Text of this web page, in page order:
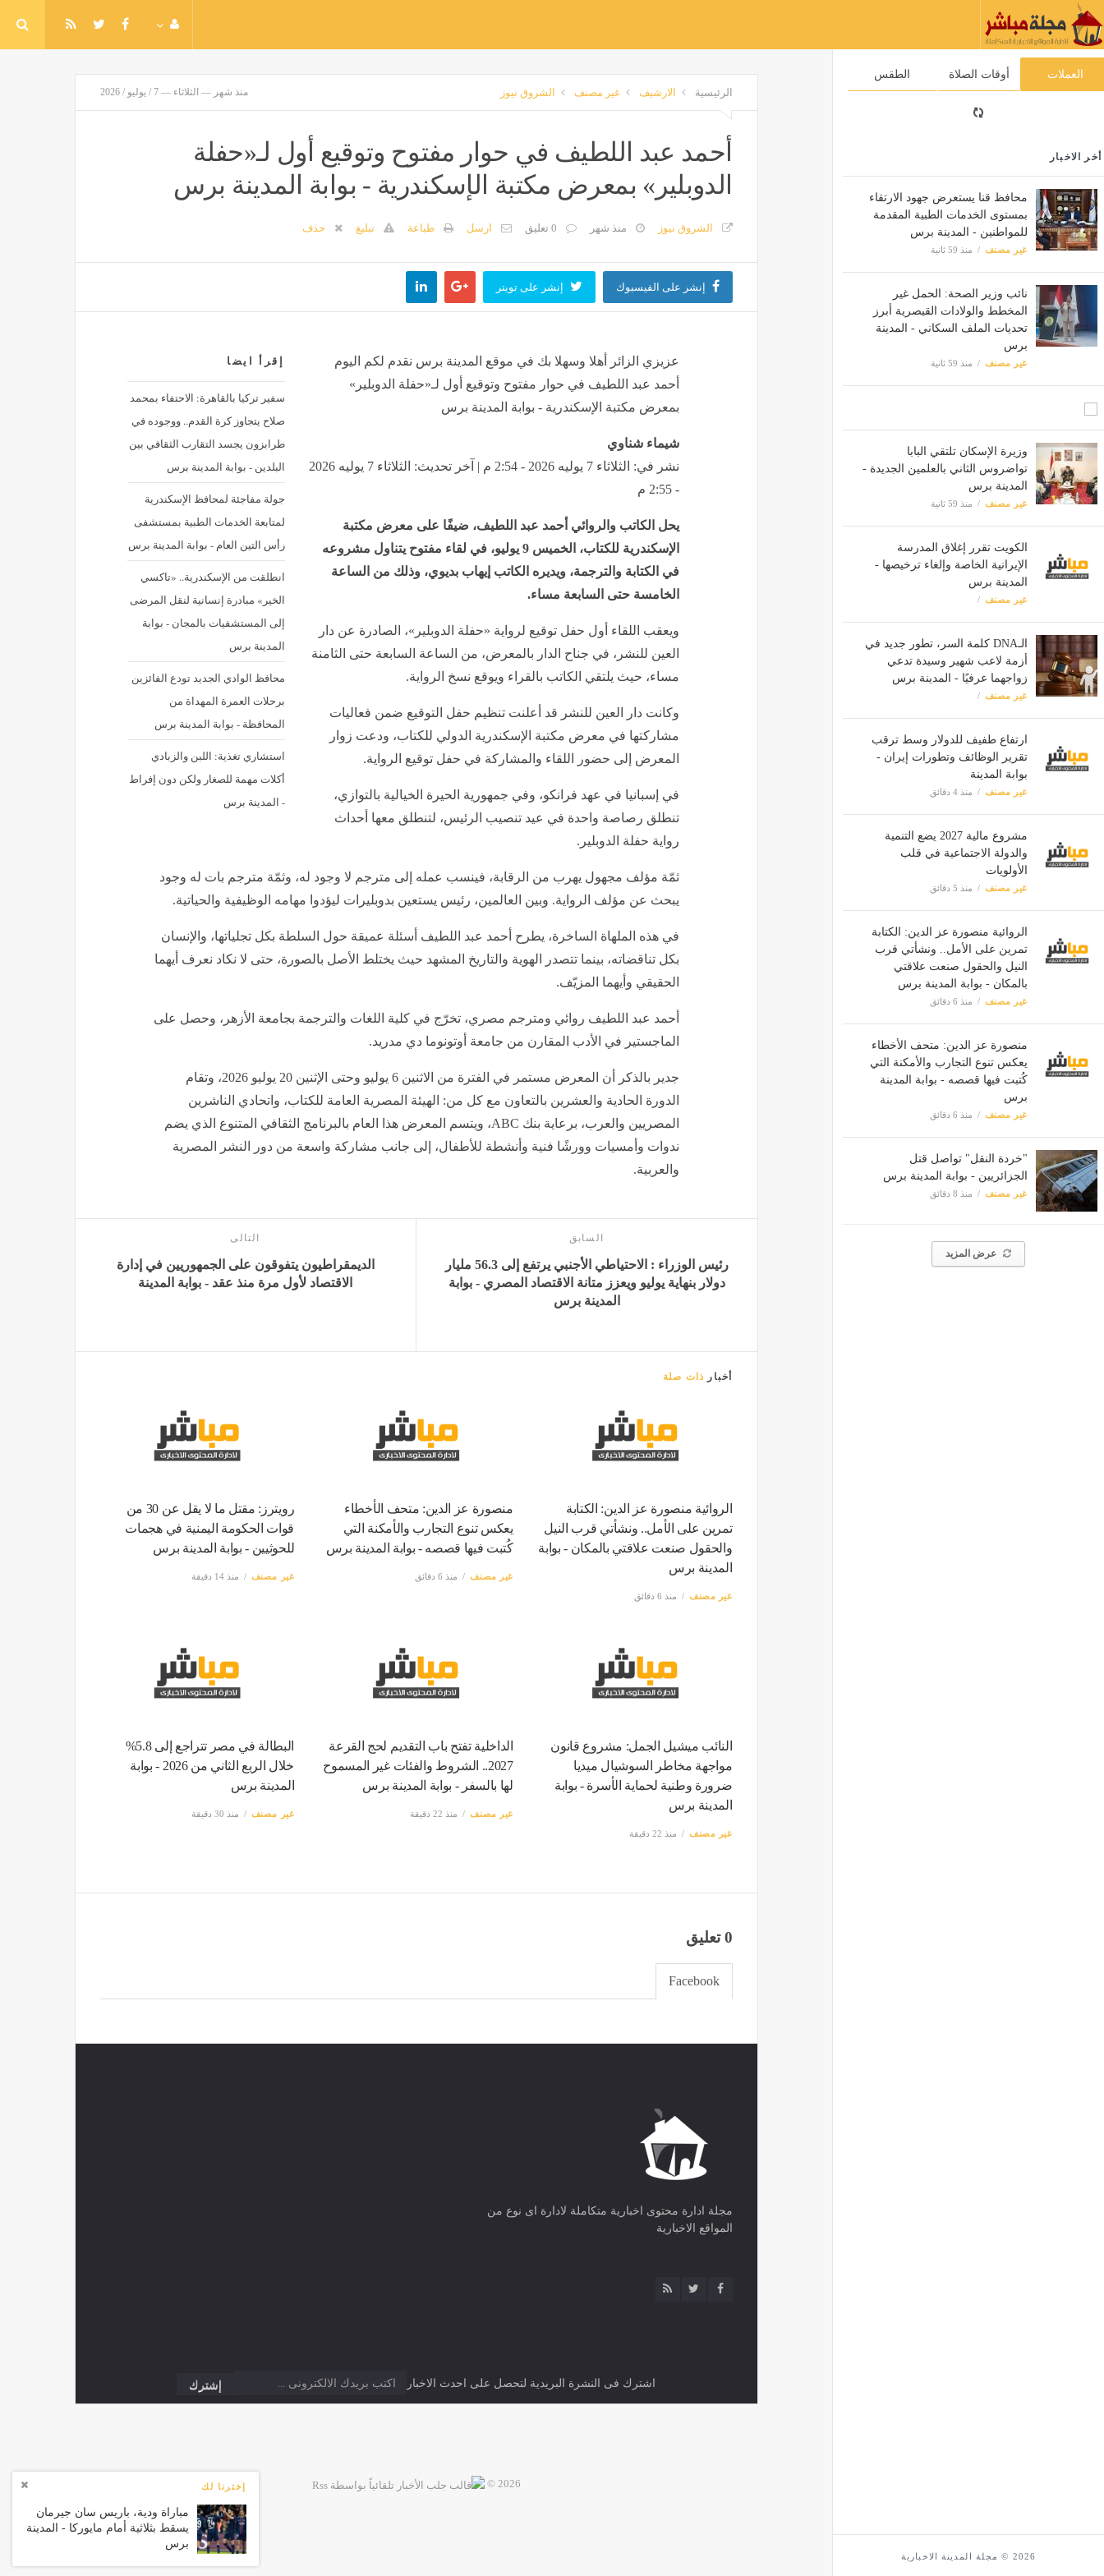
العملات أوقات الصلاة الطقس
أخر الاخبار
محافظ قنا يستعرض جهود الارتقاء
بمستوى الخدمات الطبية المقدمة
للمواطنين - المدينة برس
غير مصنف منذ 59 ثانية
نائب وزير الصحة: الحمل غير
المخطط والولادات القيصرية أبرز
تحديات الملف السكاني - المدينة
برس
غير مصنف منذ 59 ثانية
وزيرة الإسكان تلتقي البابا
تواضروس الثاني بالعلمين الجديدة -
المدينة برس
غير مصنف منذ 59 ثانية
الكويت تقرر إغلاق المدرسة
الإيرانية الخاصة وإلغاء ترخيصها -
المدينة برس
غير مصنف
الـDNA كلمة السر، تطور جديد في
أزمة لاعب شهير وسيدة تدعي
زواجهما عرفيًا - المدينة برس
غير مصنف
ارتفاع طفيف للدولار وسط ترقب
تقرير الوظائف وتطورات إيران -
بوابة المدينة
غير مصنف منذ 4 دقائق
مشروع مالية 2027 يضع التنمية
والدولة الاجتماعية في قلب
الأولويات
غير مصنف منذ 5 دقائق
الروائية منصورة عز الدين: الكتابة
تمرين على الأمل.. ونشأتي قرب
النيل والحقول صنعت علاقتي
بالمكان - بوابة المدينة برس
غير مصنف منذ 6 دقائق
منصورة عز الدين: متحف الأخطاء
يعكس تنوع التجارب والأمكنة التي
كُتبت فيها قصصه - بوابة المدينة
برس
غير مصنف منذ 6 دقائق
"خردة النقل" تواصل قتل
الجزائريين - بوابة المدينة برس
غير مصنف منذ 8 دقائق
عرض المزيد
2026 © مجلة المدينة الاخبارية
الرئيسية الارشيف غير مصنف الشروق نيوز منذ شهر — الثلاثاء — 7 / يوليو / 2026
أحمد عبد اللطيف في حوار مفتوح وتوقيع أول لـ«حفلة
الدوبلير» بمعرض مكتبة الإسكندرية - بوابة المدينة برس
الشروق نيوز منذ شهر 0 تعليق ارسل طباعة تبليغ حذف
إنشر على الفيسبوك إنشر على تويتر
إقرأ ايضا
سفير تركيا بالقاهرة: الاحتفاء بمحمد
صلاح يتجاوز كرة القدم.. ووجوده في
طرابزون يجسد التقارب الثقافي بين
البلدين - بوابة المدينة برس
جولة مفاجئة لمحافظ الإسكندرية
لمتابعة الخدمات الطبية بمستشفى
رأس التين العام - بوابة المدينة برس
انطلقت من الإسكندرية.. «تاكسي
الخير» مبادرة إنسانية لنقل المرضى
إلى المستشفيات بالمجان - بوابة
المدينة برس
محافظ الوادي الجديد تودع الفائزين
برحلات العمرة المهداة من
المحافظة - بوابة المدينة برس
استشاري تغذية: اللبن والزبادي
أكلات مهمة للصغار ولكن دون إفراط
- المدينة برس
عزيزي الزائر أهلا وسهلا بك في موقع المدينة برس نقدم لكم اليوم
أحمد عبد اللطيف في حوار مفتوح وتوقيع أول لـ«حفلة الدوبلير»
بمعرض مكتبة الإسكندرية - بوابة المدينة برس
شيماء شناوي
نشر في: الثلاثاء 7 يوليه 2026 - 2:54 م | آخر تحديث: الثلاثاء 7 يوليه 2026
- 2:55 م
يحل الكاتب والروائي أحمد عبد اللطيف، ضيفًا على معرض مكتبة
الإسكندرية للكتاب، الخميس 9 يوليو، في لقاء مفتوح يتناول مشروعه
في الكتابة والترجمة، ويديره الكاتب إيهاب بديوي، وذلك من الساعة
الخامسة حتى السابعة مساء.
ويعقب اللقاء أول حفل توقيع لرواية «حفلة الدوبلير»، الصادرة عن دار
العين للنشر، في جناح الدار بالمعرض، من الساعة السابعة حتى الثامنة
مساء، حيث يلتقي الكاتب بالقراء ويوقع نسخ الرواية.
وكانت دار العين للنشر قد أعلنت تنظيم حفل التوقيع ضمن فعاليات
مشاركتها في معرض مكتبة الإسكندرية الدولي للكتاب، ودعت زوار
المعرض إلى حضور اللقاء والمشاركة في حفل توقيع الرواية.
في إسبانيا في عهد فرانكو، وفي جمهورية الحيرة الخيالية بالتوازي،
تنطلق رصاصة واحدة في عيد تنصيب الرئيس، لتنطلق معها أحداث
رواية حفلة الدوبلير.
ثمّة مؤلف مجهول يهرب من الرقابة، فينسب عمله إلى مترجم لا وجود له، وثمّة مترجم بات له وجود
يبحث عن مؤلف الرواية. وبين العالمين، رئيس يستعين بدوبليرات ليؤدوا مهامه الوظيفية والحياتية.
في هذه الملهاة الساخرة، يطرح أحمد عبد اللطيف أسئلة عميقة حول السلطة بكل تجلياتها، والإنسان
بكل تناقضاته، بينما تتصدر الهوية والتاريخ المشهد حيث يختلط الأصل بالصورة، حتى لا نكاد نعرف أيهما
الحقيقي وأيهما المزيّف.
​أحمد عبد اللطيف روائي ومترجم مصري، تخرّج في كلية اللغات والترجمة بجامعة الأزهر، وحصل على
الماجستير في الأدب المقارن من جامعة أوتونوما دي مدريد.
جدير بالذكر أن المعرض مستمر في الفترة من الاثنين 6 يوليو وحتى الإثنين 20 يوليو 2026، وتقام
الدورة الحادية والعشرين بالتعاون مع كل من: الهيئة المصرية العامة للكتاب، واتحادي الناشرين
المصريين والعرب، برعاية بنك ABC، ويتسم المعرض هذا العام بالبرنامج الثقافي المتنوع الذي يضم
ندوات وأمسيات وورشًا فنية وأنشطة للأطفال، إلى جانب مشاركة واسعة من دور النشر المصرية
والعربية.
إخترنا لك
مباراة ودية، باريس سان جيرمان
يسقط بثلاثية أمام مايوركا - المدينة
برس
السابق
رئيس الوزراء : الاحتياطي الأجنبي يرتفع إلى 56.3 مليار
دولار بنهاية يوليو ويعزز متانة الاقتصاد المصري - بوابة
المدينة برس
التالى
الديمقراطيون يتفوقون على الجمهوريين في إدارة
الاقتصاد لأول مرة منذ عقد - بوابة المدينة
أخبار ذات صلة
الروائية منصورة عز الدين: الكتابة
تمرين على الأمل.. ونشأتي قرب النيل
والحقول صنعت علاقتي بالمكان - بوابة
المدينة برس
غير مصنف منذ 6 دقائق
منصورة عز الدين: متحف الأخطاء
يعكس تنوع التجارب والأمكنة التي
كُتبت فيها قصصه - بوابة المدينة برس
غير مصنف منذ 6 دقائق
رويترز: مقتل ما لا يقل عن 30 من
قوات الحكومة اليمنية في هجمات
للحوثيين - بوابة المدينة برس
غير مصنف منذ 14 دقيقة
النائب ميشيل الجمل: مشروع قانون
مواجهة مخاطر السوشيال ميديا
ضرورة وطنية لحماية الأسرة - بوابة
المدينة برس
غير مصنف منذ 22 دقيقة
الداخلية تفتح باب التقديم لحج القرعة
2027.. الشروط والفئات غير المسموح
لها بالسفر - بوابة المدينة برس
غير مصنف منذ 22 دقيقة
البطالة في مصر تتراجع إلى 5.8%
خلال الربع الثاني من 2026 - بوابة
المدينة برس
غير مصنف منذ 30 دقيقة
0 تعليق
Facebook
مجلة ادارة محتوى اخبارية متكاملة لادارة اى نوع من
المواقع الاخبارية
اشترك فى النشرة البريدية لتحصل على احدث الاخبار
2026 ©